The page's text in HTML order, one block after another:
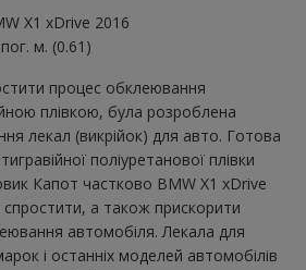
X1 xDrive 2016
м. (0.61)
процес обклеювання
плівкою, була розроблена
лекал (викрійок) для авто. Готова
поліуретанової плівки
Капот частково BMW X1 xDrive
а також прискорити
автомобіля. Лекала для
і останніх моделей автомобілів